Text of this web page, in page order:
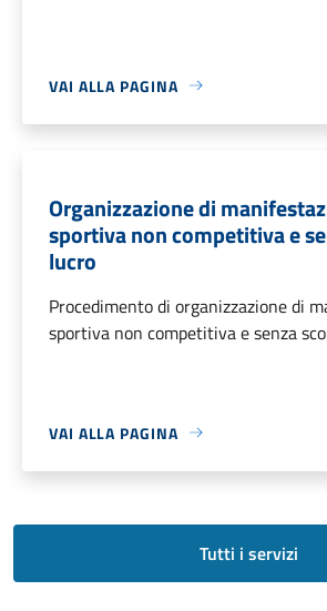
VAI ALLA PAGINA
Organizzazione di
sportiva non competitiva e
lucro
Procedimento di organizzazione di
sportiva non competitiva e senza
VAI ALLA PAGINA
Tutti i servizi